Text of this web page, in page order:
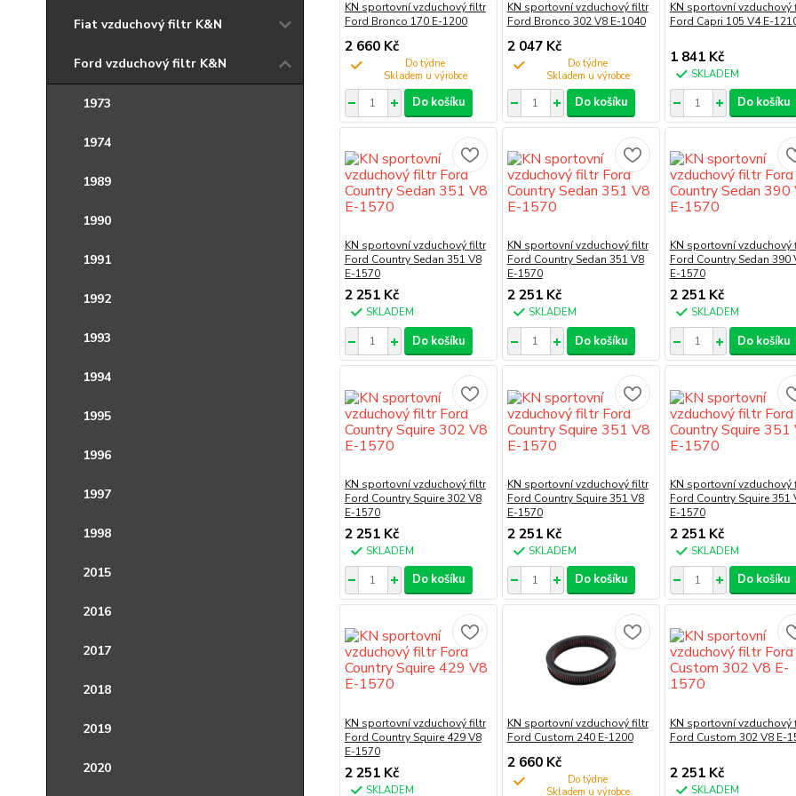
Fiat vzduchový filtr K&N
Ford vzduchový filtr K&N
1973
1974
1989
1990
1991
1992
1993
1994
1995
1996
1997
1998
2015
2016
2017
2018
2019
2020
KN sportovní vzduchový filtr
Ford Bronco 170 E-1200
2 660 Kč
Do týdne
Do košíku
KN sportovní vzduchový filtr
Ford Bronco 302 V8 E-1040
2 047 Kč
Do týdne
Do košíku
KN sportovní vzduchový
Ford Capri 105 V4 E-
1 841 Kč
SKLADEM
Do košíku
KN sportovní vzduchový filtr
Ford Country Sedan 351 V8
E-1570
2 251 Kč
SKLADEM
Do košíku
KN sportovní vzduchový filtr
Ford Country Sedan 351 V8
E-1570
2 251 Kč
SKLADEM
Do košíku
KN sportovní vzduchový
Ford Country Sedan 390
E-1570
2 251 Kč
SKLADEM
Do košíku
KN sportovní vzduchový filtr
Ford Country Squire 302 V8
E-1570
2 251 Kč
SKLADEM
Do košíku
KN sportovní vzduchový filtr
Ford Country Squire 351 V8
E-1570
2 251 Kč
SKLADEM
Do košíku
KN sportovní vzduchový
Ford Country Squire 351
E-1570
2 251 Kč
SKLADEM
Do košíku
KN sportovní vzduchový filtr
Ford Country Squire 429 V8
E-1570
2 251 Kč
SKLADEM
KN sportovní vzduchový filtr
Ford Custom 240 E-1200
2 660 Kč
Do týdne
KN sportovní vzduchový
Ford Custom 302 V8 E-
2 251 Kč
SKLADEM